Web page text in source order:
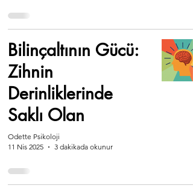
Bilinçaltının Gücü:
Zihnin
Derinliklerinde
Saklı Olan
Odette Psikoloji
11 Nis 2025
3 dakikada okunur